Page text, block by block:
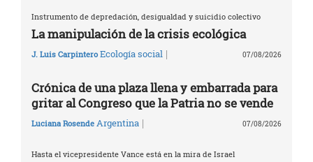
Instrumento de depredación, desigualdad y suicidio colectivo
La manipulación de la crisis ecológica
J. Luis Carpintero Ecología social | 07/08/2026
Crónica de una plaza llena y embarrada para
gritar al Congreso que la Patria no se vende
Luciana Rosende Argentina | 07/08/2026
Hasta el vicepresidente Vance está en la mira de Israel